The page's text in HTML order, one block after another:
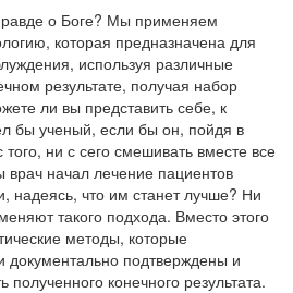
о Боге? Мы применяем
которая предназначена для
используя различные
результате, получая набор
ли вы представить себе, к
бы ученый, если бы он, пойдя в
ни с сего смешивать вместе все
начал лечение пациентов
надеясь, что им станет лучше? Ни
такого подхода. Вместо этого
методы, которые
документально подтверждены и
полученного конечного результата.